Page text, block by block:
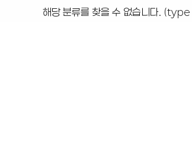
해당 분류를 찾을 수 없습니다. (type